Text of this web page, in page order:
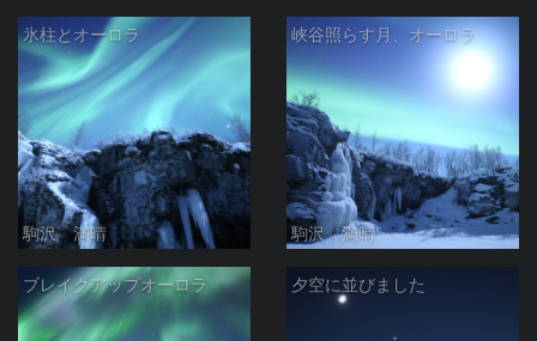
氷柱とオーロラ
駒沢 満晴
峡谷照らす月、オーロラ
駒沢 満晴
ブレイクアップオーロラ 夕空に並びました